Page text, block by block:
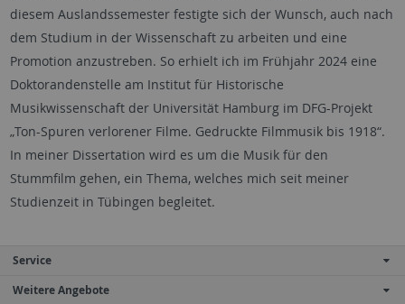
diesem Auslandssemester festigte sich der Wunsch, auch nach
dem Studium in der Wissenschaft zu arbeiten und eine
Promotion anzustreben. So erhielt ich im Frühjahr 2024 eine
Doktorandenstelle am Institut für Historische
Musikwissenschaft der Universität Hamburg im DFG-Projekt
„Ton-Spuren verlorener Filme. Gedruckte Filmmusik bis 1918“.
In meiner Dissertation wird es um die Musik für den
Stummfilm gehen, ein Thema, welches mich seit meiner
Studienzeit in Tübingen begleitet.
Service
Weitere Angebote